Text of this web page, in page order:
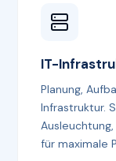
IT-
Planung,
Infrastruktur.
für maximale